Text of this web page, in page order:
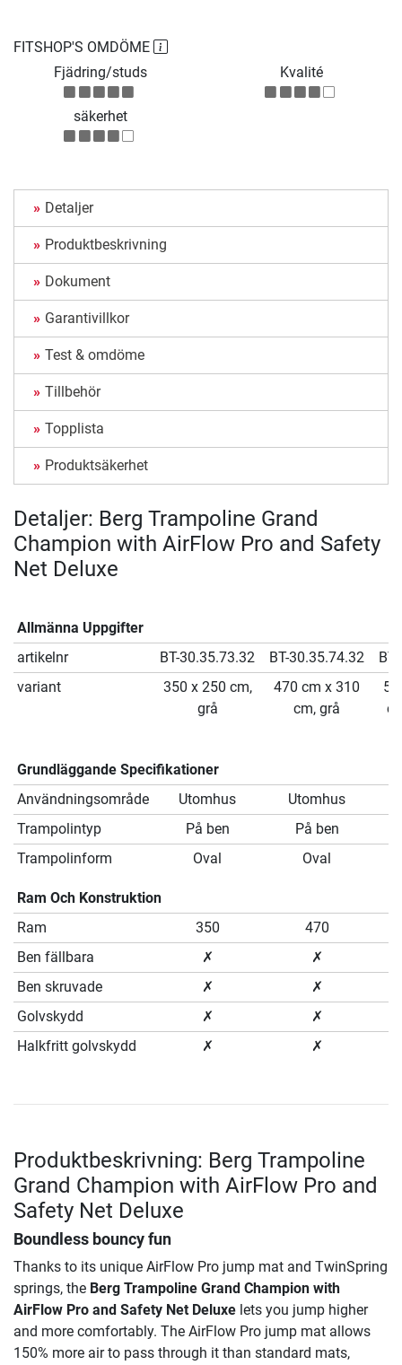
FITSHOP'S OMDÖME
Fjädring/studs
Kvalité
säkerhet
Detaljer
Produktbeskrivning
Dokument
Garantivillkor
Test & omdöme
Tillbehör
Topplista
Produktsäkerhet
Detaljer: Berg Trampoline Grand
Champion with AirFlow Pro and Safety
Net Deluxe
Allmänna Uppgifter
artikelnr
BT-30.35.73.32 BT-30.35.74.32
variant
350 x 250 cm,
grå
470 cm x 310
cm, grå
Grundläggande Specifikationer
Användningsområde
Utomhus Utomhus
Trampolintyp
På ben
På ben
Trampolinform
Oval Oval
Ram Och Konstruktion
Ram
350
470
Ben fällbara
✗
✗
Ben skruvade
✗
✗
Golvskydd
✗
✗
Halkfritt golvskydd
✗ ✗
Produktbeskrivning: Berg Trampoline
Grand Champion with AirFlow Pro and
Safety Net Deluxe
Boundless bouncy fun
Thanks to its unique AirFlow Pro jump mat and TwinSpring
springs, the Berg Trampoline Grand Champion with
AirFlow Pro and Safety Net Deluxe lets you jump higher
and more comfortably. The AirFlow Pro jump mat allows
150% more air to pass through it than standard mats,